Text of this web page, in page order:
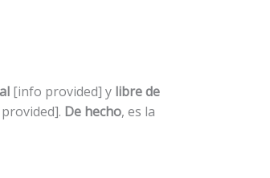
[info provided] y libre de
De hecho, es la